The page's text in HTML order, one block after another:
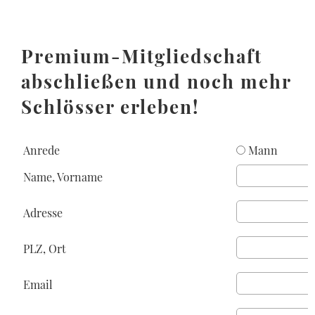
Premium-Mitgliedschaft
abschließen und noch mehr
Schlösser erleben!
Anrede
Mann
Name, Vorname
Adresse
PLZ, Ort
Email